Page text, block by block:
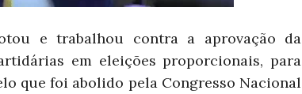
e trabalhou contra a aprovação da
em eleições proporcionais, para
que foi abolido pela Congresso Nacional